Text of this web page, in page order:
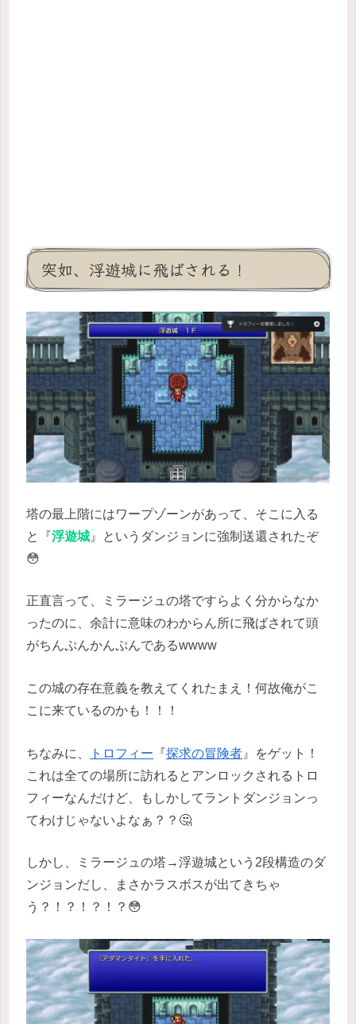
突如、浮遊城に飛ばされる！
塔の最上階にはワープゾーンがあって、そこに入る
と『浮遊城 』というダンジョンに強制送還されたぞ
😳
正直言って、ミラージュの塔ですらよく分からなか
ったのに、余計に意味のわからん所に飛ばされて頭
がちんぷんかんぷんであるwwww
この城の存在意義を教えてくれたまえ！何故俺がこ
こに来ているのかも！！！
ちなみに、 トロフィー 『探求の冒険者 』をゲット！
これは全ての場所に訪れるとアンロックされるトロ
フィーなんだけど、もしかしてラントダンジョンっ
てわけじゃないよなぁ？？🤔
しかし、ミラージュの塔→浮遊城という2段構造のダ
ンジョンだし、まさかラスボスが出てきちゃ
う？！？！？！？😳